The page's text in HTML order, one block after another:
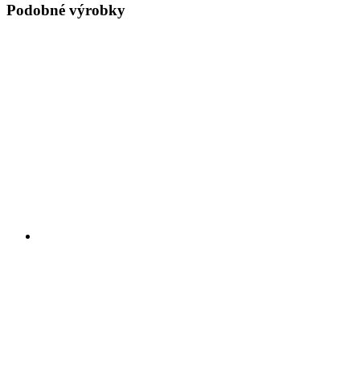
Podobné výrobky